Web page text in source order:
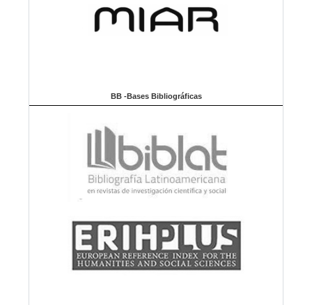
BB -Bases Bibliográficas